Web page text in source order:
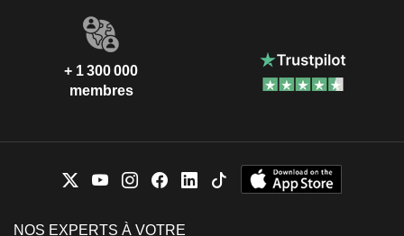
+ 1 300 000
membres
NOS EXPERTS À VOTRE